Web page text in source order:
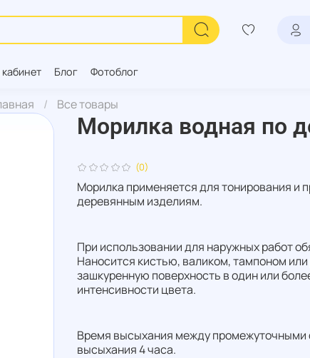
Блог Фотоблог
Все товары
(0)
Морилка водная по
Морилка применяется для тонирования и
деревянным изделиям.
При использовании для наружных работ
Наносится кистью, валиком, тампоном
зашкуренную поверхность в один или
интенсивности цвета.
Время высыхания между промежуточными
высыхания 4 часа.